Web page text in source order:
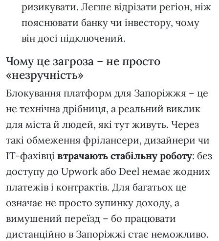
ризикувати. Легше відрізати регіон, ніж
пояснювати банку чи інвестору, чому
він досі підключений.
Чому це загроза – не просто
«незручність»
Блокування платформ для Запоріжжя – це
не технічна дрібниця, а реальний виклик
для міста й людей, які тут живуть. Через
такі обмеження фрілансери, дизайнери чи
ІТ-фахівці втрачають стабільну роботу: без
доступу до Upwork або Deel немає жодних
платежів і контрактів. Для багатьох це
означає не просто зупинку доходу, а
вимушений переїзд – бо працювати
дистанційно в Запоріжжі стає неможливо.